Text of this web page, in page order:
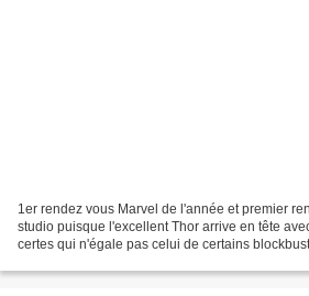
1er rendez vous Marvel de l'année et premier
studio puisque l'excellent Thor arrive en tête
certes qui n'égale pas celui de certains